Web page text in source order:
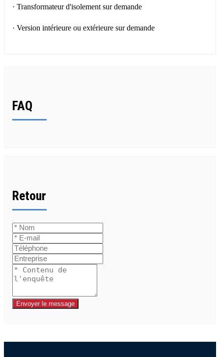
· Transformateur d'isolement sur demande
· Version intérieure ou extérieure sur demande
FAQ
Retour
Envoyer le message